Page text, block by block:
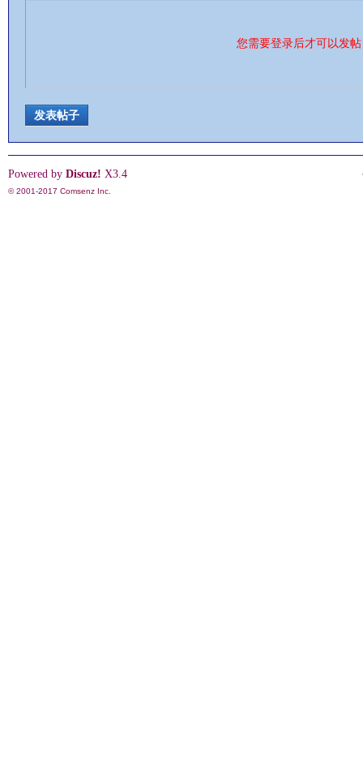
您需要登录后才可以发
发表帖子
Powered by Discuz! X3.4
© 2001-2017 Comsenz Inc.